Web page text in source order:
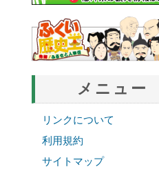
メニュー
リンクについて
利用規約
サイトマップ